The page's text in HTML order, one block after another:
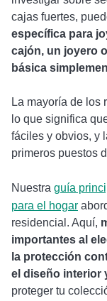
cajas fuertes,
específica para
cajón, un joyero
básica
La mayoría de los
lo que significa
fáciles y obvios, y
primeros puestos
Nuestra guía
para el hogar
residencial. Aquí,
importantes al
la protección
el diseño interior
proteger tu